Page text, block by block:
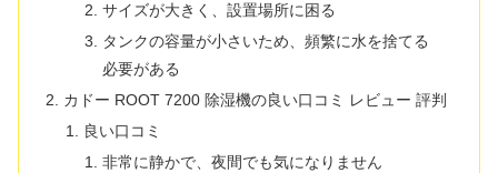
サイズが大きく、設置場所に困る
タンクの容量が小さいため、頻繁に水を捨てる
必要がある
カドー ROOT 7200 除湿機の良い口コミ レビュー 評判
良い口コミ
非常に静かで、夜間でも気になりません